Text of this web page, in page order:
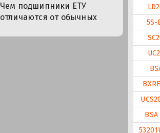
Чем подшипники ЕТУ
отличаются от обычных
5S-
BSA